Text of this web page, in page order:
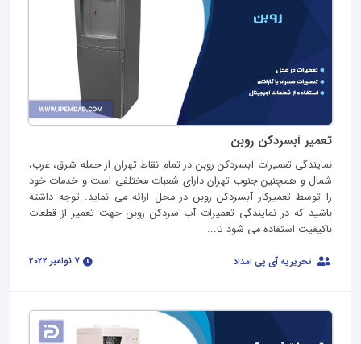
تعمیر آبسردکن روبن
نمایندگی تعمیرات آبسردکن روبن در تمام نقاط تهران از جمله شرق، غرب،
شمال و همچنین جنوب تهران دارای شعبات مختلفی است و خدمات خود
را توسط تعمیرکار آبسردکن روبن در محل ارائه می نماید. توجه داشته
باشید که در نمایندگی تعمیرات آب سردکن روبن جهت تعمیر از قطعات
باکیفیت استفاده می شود تا...
تحریریه آی پی امداد